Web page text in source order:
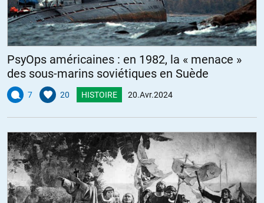
PsyOps américaines : en 1982, la « menace »
des sous-marins soviétiques en Suède
7 20 HISTOIRE 20.Avr.2024